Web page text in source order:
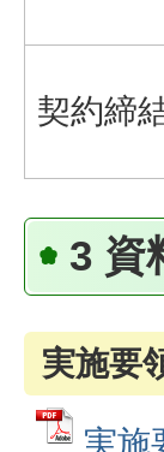
契約締
3 資
実施要
実施